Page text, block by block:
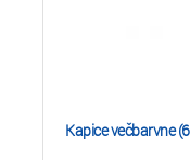
Kapice večbarvne